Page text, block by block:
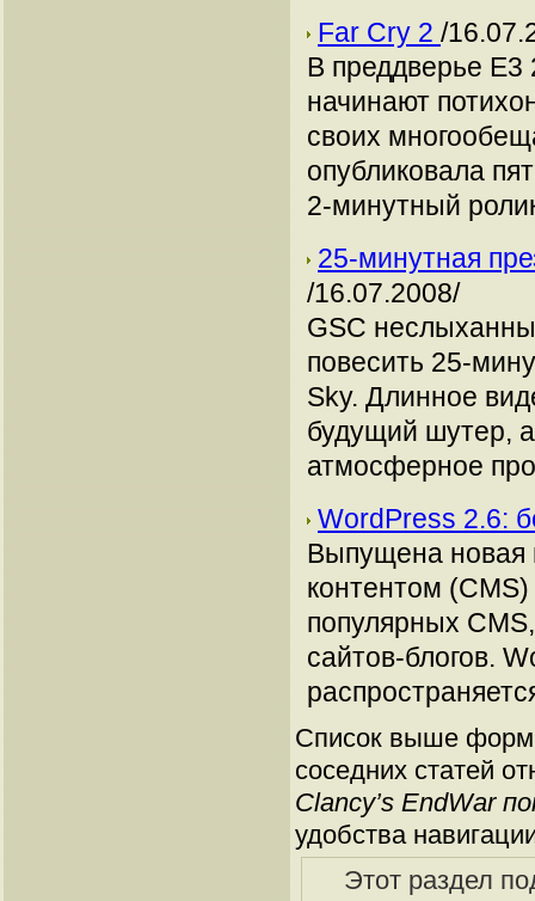
Far Cry 2 /
В преддверье E3
начинают
своих
опубликовала
2-минутный
25-минутная
/16.07.2008/
GSC
повесить 25-
Sky. Длинное
будущий шутер,
атмосферное
WordPress 2.6:
Выпущена новая
контентом
популярных
сайтов-блогов.
Список выше
соседних статей
Clancy’s EndWar
удобства
Этот раздел